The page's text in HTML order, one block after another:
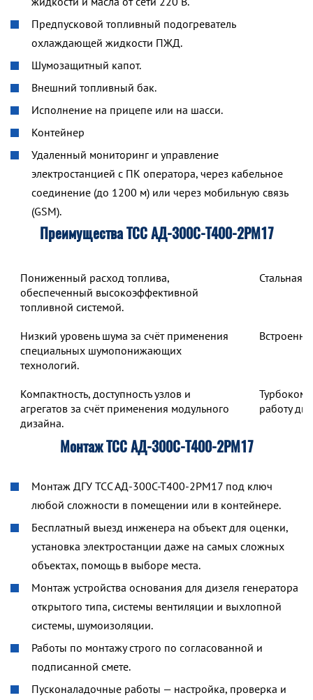
Предпусковой топливный подогреватель
охлаждающей жидкости ПЖД.
Шумозащитный капот.
Внешний топливный бак.
Исполнение на прицепе или на шасси.
Контейнер
Удаленный мониторинг и управление
электростанцией с ПК оператора, через кабельное
соединение (до 1200 м) или через мобильную связь
(GSM).
Преимущества ТСС АД-300С-Т400-2РМ17
Пониженный расход топлива,
обеспеченный высокоэффективной
топливной системой.
Стальная
Низкий уровень шума за счёт применения
специальных шумопонижающих
технологий.
Компактность, доступность узлов и
агрегатов за счёт применения модульного
дизайна.
работу
Монтаж ТСС АД-300С-Т400-2РМ17
Монтаж ДГУ ТСС АД-300С-Т400-2РМ17 под ключ
любой сложности в помещении или в контейнере.
Бесплатный выезд инженера на объект для оценки,
установка электростанции даже на самых сложных
объектах, помощь в выборе места.
Монтаж устройства основания для дизеля генератора
открытого типа, системы вентиляции и выхлопной
системы, шумоизоляции.
Работы по монтажу строго по согласованной и
подписанной смете.
Пусконаладочные работы — настройка, проверка и